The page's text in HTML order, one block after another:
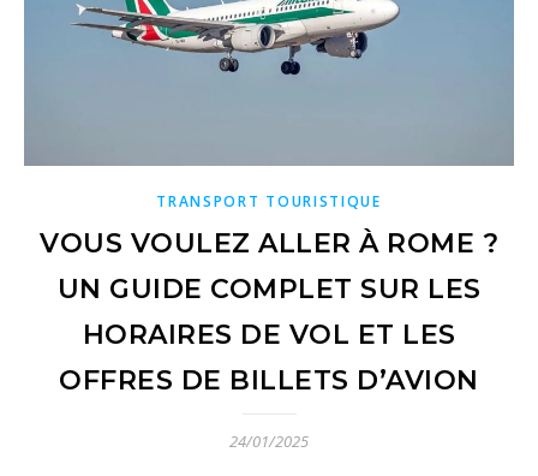
TRANSPORT TOURISTIQUE
VOUS VOULEZ ALLER À ROME ?
UN GUIDE COMPLET SUR LES
HORAIRES DE VOL ET LES
OFFRES DE BILLETS D’AVION
24/01/2025